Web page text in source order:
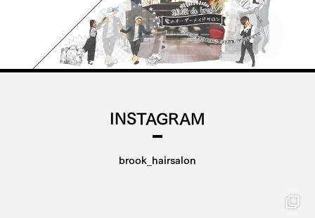
INSTAGRAM
brook_hairsalon